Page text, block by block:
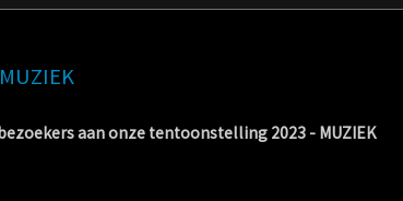
aan onze tentoonstelling 2023 - MUZIEK